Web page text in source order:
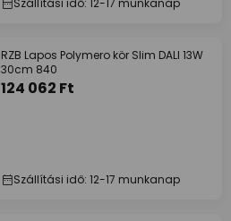
Szállítási idő: 12-17 munkanap
RZB Lapos Polymero kör Slim DALI 13W
30cm 840
124 062 Ft
Szállítási idő: 12-17 munkanap